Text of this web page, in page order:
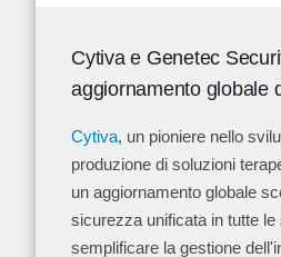
Cytiva e Genetec
aggiornamento globale
Cytiva, un pioniere nello
produzione di soluzioni
un aggiornamento globale
sicurezza unificata in tutte le
semplificare la gestione